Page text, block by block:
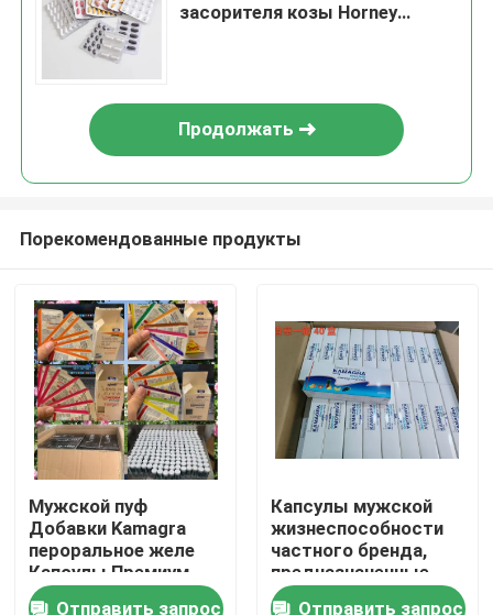
Продукты
видео
засорителя козы Horney
Продолжать
Порекомендованные продукты
Мужской пуф
Добавки Kamagra
пероральное желе
Капсулы Премиум
упаковка Пузырь
Отправить запрос
Капсулы мужской
жизнеспособности
частного бренда,
предназначенные
для мужского
Отправить запрос